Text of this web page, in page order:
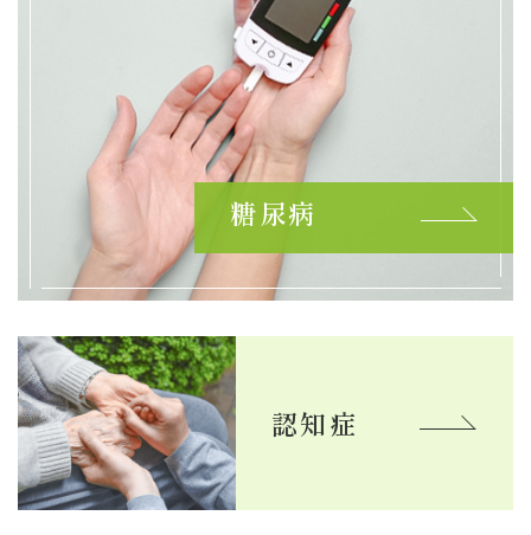
「５月３１日（土）は都合により、休診させていた
2025.05.07
５月１７日（土）は、院長の学会参加のため、診察
受付時間は９：00～11：00までとなります
2025.05.07
５月１１日（日）は当院が休日当番医のため、９時
から１３時まで診察を行います
2025.05.01
5月ファイトスケジュール
2025.04.01
4月クラブファイトスケジュール
2025.03.11
糖尿病
認知症